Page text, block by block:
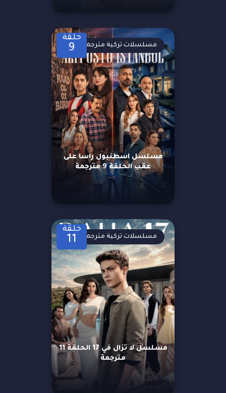
حلقة
9
مسلسل اسطنبول راسا على
عقب الحلقة 9 مترجمة
مسلسلات تركية مترجمة
حلقة
11
مسلسل لا تزال في 17 الحلقة 11
مترجمة
مسلسلات تركية مترجمة